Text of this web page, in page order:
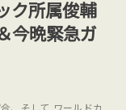
ク所属俊輔
今晩緊急ガ